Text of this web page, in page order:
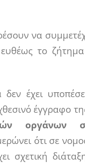
να
το
έχει
έγγραφο
οργάνων
ότι σε
σχετική